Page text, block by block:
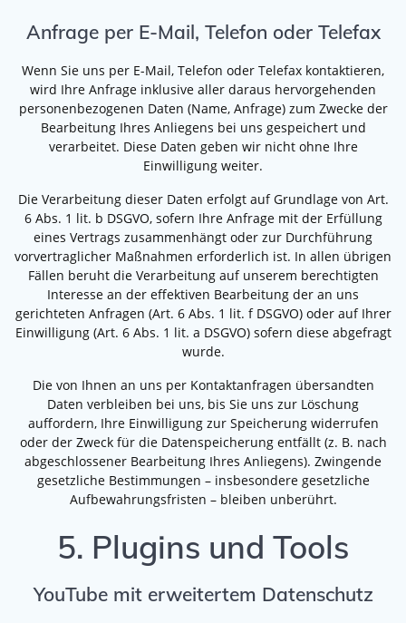
Anfrage per E-Mail, Telefon oder Telefax
Wenn Sie uns per E-Mail, Telefon oder Telefax kontaktieren,
wird Ihre Anfrage inklusive aller daraus hervorgehenden
personenbezogenen Daten (Name, Anfrage) zum Zwecke der
Bearbeitung Ihres Anliegens bei uns gespeichert und
verarbeitet. Diese Daten geben wir nicht ohne Ihre
Einwilligung weiter.
Die Verarbeitung dieser Daten erfolgt auf Grundlage von Art.
6 Abs. 1 lit. b DSGVO, sofern Ihre Anfrage mit der Erfüllung
eines Vertrags zusammenhängt oder zur Durchführung
vorvertraglicher Maßnahmen erforderlich ist. In allen übrigen
Fällen beruht die Verarbeitung auf unserem berechtigten
Interesse an der effektiven Bearbeitung der an uns
gerichteten Anfragen (Art. 6 Abs. 1 lit. f DSGVO) oder auf Ihrer
Einwilligung (Art. 6 Abs. 1 lit. a DSGVO) sofern diese abgefragt
wurde.
Die von Ihnen an uns per Kontaktanfragen übersandten
Daten verbleiben bei uns, bis Sie uns zur Löschung
auffordern, Ihre Einwilligung zur Speicherung widerrufen
oder der Zweck für die Datenspeicherung entfällt (z. B. nach
abgeschlossener Bearbeitung Ihres Anliegens). Zwingende
gesetzliche Bestimmungen – insbesondere gesetzliche
Aufbewahrungsfristen – bleiben unberührt.
5. Plugins und Tools
YouTube mit erweitertem Datenschutz